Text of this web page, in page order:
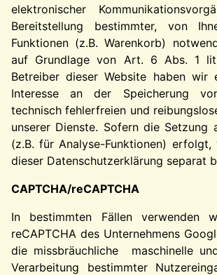
elektronischer
Bereitstellung bestimmter, von
Funktionen (z.B. Warenkorb)
auf Grundlage von Art. 6 Abs. 1
Betreiber dieser Website haben wir
Interesse an der Speicherung
technisch fehlerfreien und
unserer Dienste. Sofern die Setzung
(z.B. für Analyse-Funktionen) erfolgt,
dieser Datenschutzerklärung separat
CAPTCHA/reCAPTCHA
In bestimmten Fällen verwenden
reCAPTCHA des Unternehmens
die missbräuchliche maschinelle
Verarbeitung bestimmter